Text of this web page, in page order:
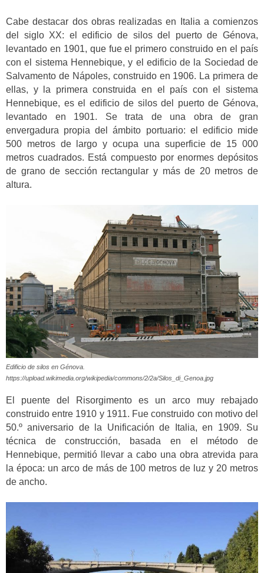
Cabe destacar dos obras realizadas en Italia a comienzos
del siglo XX: el edificio de silos del puerto de Génova,
levantado en 1901, que fue el primero construido en el país
con el sistema Hennebique, y el edificio de la Sociedad de
Salvamento de Nápoles, construido en 1906. La primera de
ellas, y la primera construida en el país con el sistema
Hennebique, es el edificio de silos del puerto de Génova,
levantado en 1901. Se trata de una obra de gran
envergadura propia del ámbito portuario: el edificio mide
500 metros de largo y ocupa una superficie de 15 000
metros cuadrados. Está compuesto por enormes depósitos
de grano de sección rectangular y más de 20 metros de
altura.
Edificio de silos en Génova.
https://upload.wikimedia.org/wikipedia/commons/2/2a/Silos_di_Genoa.jpg
El puente del Risorgimento es un arco muy rebajado
construido entre 1910 y 1911. Fue construido con motivo del
50.º aniversario de la Unificación de Italia, en 1909. Su
técnica de construcción, basada en el método de
Hennebique, permitió llevar a cabo una obra atrevida para
la época: un arco de más de 100 metros de luz y 20 metros
de ancho.